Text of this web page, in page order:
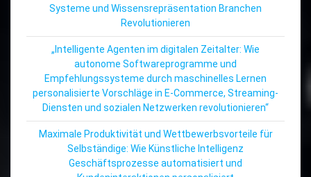
Systeme und Wissensrepräsentation Branchen
Revolutionieren
„Intelligente Agenten im digitalen Zeitalter: Wie
autonome Softwareprogramme und
Empfehlungssysteme durch maschinelles Lernen
personalisierte Vorschläge in E-Commerce, Streaming-
Diensten und sozialen Netzwerken revolutionieren“
Maximale Produktivität und Wettbewerbsvorteile für
Selbständige: Wie Künstliche Intelligenz
Geschäftsprozesse automatisiert und